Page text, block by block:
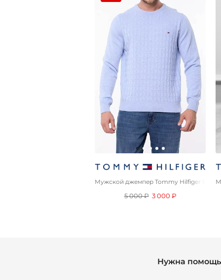
Мужской джемпер Tommy Hilfiger logo-
5 000 ₽ 3 000 ₽
Нужна помощь